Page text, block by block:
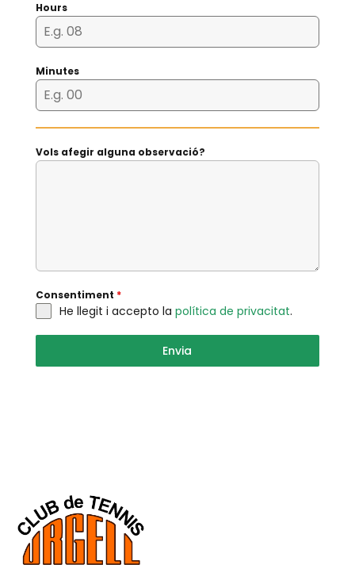
Hours
Minutes
Vols afegir alguna observació?
Consentiment *
He llegit i accepto la política de privacitat.
Envia